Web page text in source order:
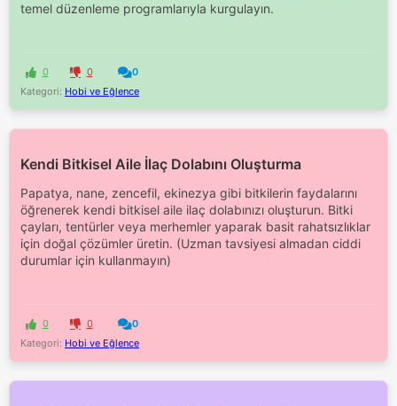
temel düzenleme programlarıyla kurgulayın.
0 0
0
Kategori: Hobi ve Eğlence
Kendi Bitkisel Aile İlaç Dolabını Oluşturma
Papatya, nane, zencefil, ekinezya gibi bitkilerin faydalarını
öğrenerek kendi bitkisel aile ilaç dolabınızı oluşturun. Bitki
çayları, tentürler veya merhemler yaparak basit rahatsızlıklar
için doğal çözümler üretin. (Uzman tavsiyesi almadan ciddi
durumlar için kullanmayın)
0 0
0
Kategori: Hobi ve Eğlence